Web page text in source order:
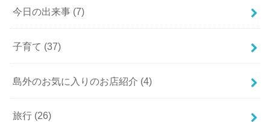
今日の出来事 (7)
子育て (37)
島外のお気に入りのお店紹介 (4)
旅行 (26)